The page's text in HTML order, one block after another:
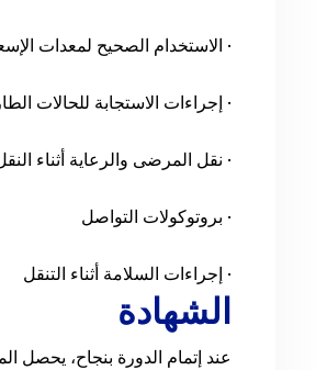
• الاستخدام الصحيح لمعدات
• إجراءات الاستجابة للحالات
• نقل المرضى والرعاية أثناء
• بروتوكولات التواصل
• إجراءات السلامة أثناء التنقل
الشهادة
عند إتمام الدورة بنجاح،